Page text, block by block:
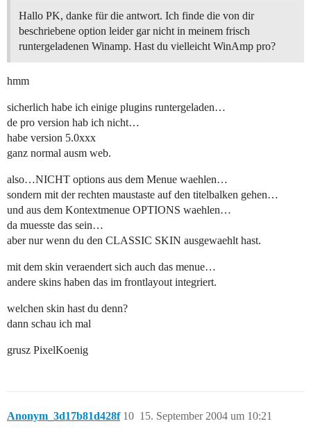
Hallo PK, danke für die antwort. Ich finde die von dir
beschriebene option leider gar nicht in meinem frisch
runtergeladenen Winamp. Hast du vielleicht WinAmp pro?
hmm
sicherlich habe ich einige plugins runtergeladen…
de pro version hab ich nicht…
habe version 5.0xxx
ganz normal ausm web.
also…NICHT options aus dem Menue waehlen…
sondern mit der rechten maustaste auf den titelbalken gehen…
und aus dem Kontextmenue OPTIONS waehlen…
da muesste das sein…
aber nur wenn du den CLASSIC SKIN ausgewaehlt hast.
mit dem skin veraendert sich auch das menue…
andere skins haben das im frontlayout integriert.
welchen skin hast du denn?
dann schau ich mal
grusz PixelKoenig
Anonym_3d17b81d428f 15. September 2004 um 10:21
10